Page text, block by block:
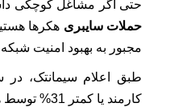
حتی اگر مشاغل کوچکی
حملات سایبری هکرها
مجبور به بهبود امنیت
کارمند یا کمتر 31% توسط هکرها هدف قرار گرفته اند.